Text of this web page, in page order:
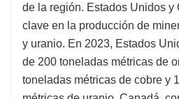
de la región. Estados Unidos y
clave en la producción de
y uranio. En 2023, Estados
de 200 toneladas métricas de
toneladas métricas de cobre y